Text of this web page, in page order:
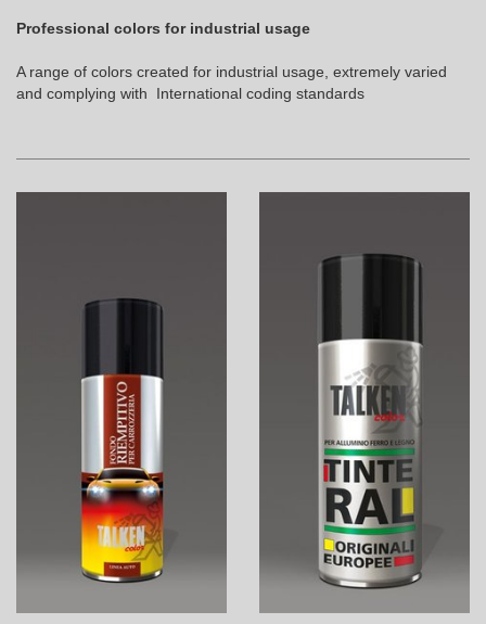
Professional colors for industrial usage
A range of colors created for industrial usage, extremely varied
and complying with International coding standards